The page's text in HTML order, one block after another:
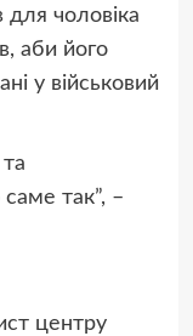
чоловіка
аби його
у військовий
так”, –
центру